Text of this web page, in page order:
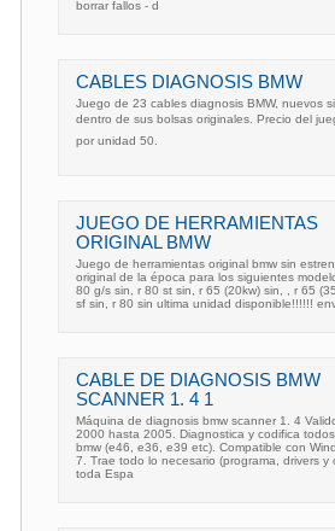
borrar fallos - d
CABLES DIAGNOSIS BMW
Juego de 23 cables diagnosis BMW, nuevos
dentro de sus bolsas originales. Precio del
por unidad 50.
JUEGO DE HERRAMIENTAS
ORIGINAL BMW
Juego de herramientas original bmw sin
original de la época para los siguientes
80 g/s sin, r 80 st sin, r 65 (20kw) sin, , r 65
sf sin, r 80 sin ultima unidad disponible!!!!!!
CABLE DE DIAGNOSIS BMW
SCANNER 1. 4 1
Máquina de diagnosis bmw scanner 1. 4
2000 hasta 2005. Diagnostica y codifica
bmw (e46, e36, e39 etc). Compatible con
7. Trae todo lo necesario (programa, drivers y
toda Espa